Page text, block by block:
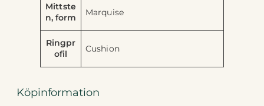
Mittste
n, form
Marquise
Ringpr
ofil
Cushion
Köpinformation